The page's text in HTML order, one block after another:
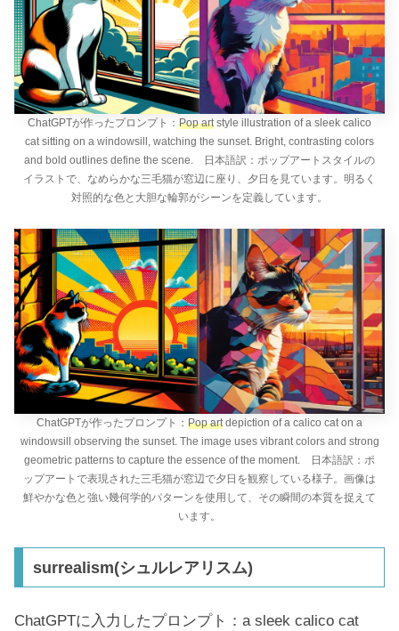
ChatGPTが作ったプロンプト： Pop artstyle illustration of a sleek calico
cat sitting on a windowsill, watching the sunset. Bright, contrasting colors
and bold outlines define the scene. 日本語訳：ポップアートスタイルの
イラストで、なめらかな三毛猫が窓辺に座り、夕日を見ています。明るく
対照的な色と大胆な輪郭がシーンを定義しています。
ChatGPTが作ったプロンプト： Pop artdepiction of a calico cat on a
windowsill observing the sunset. The image uses vibrant colors and strong
geometric patterns to capture the essence of the moment. 日本語訳：ポ
ップアートで表現された三毛猫が窓辺で夕日を観察している様子。画像は
鮮やかな色と強い幾何学的パターンを使用して、その瞬間の本質を捉えて
います。
surrealism(シュルレアリスム)
ChatGPTに入力したプロンプト：a sleek calico cat